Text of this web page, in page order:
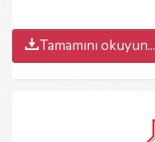
Tamamını okuyun...